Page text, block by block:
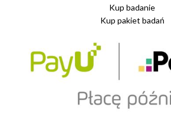
Kup badanie
Kup pakiet badań